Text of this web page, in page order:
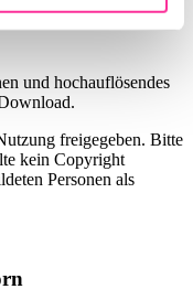
und hochauflösendes
freigegeben. Bitte
kein Copyright
Personen als